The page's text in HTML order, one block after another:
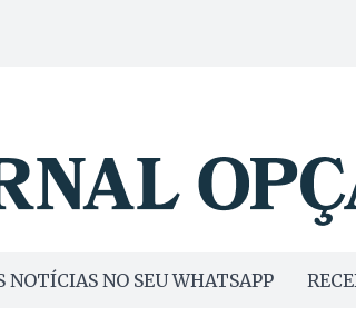
NOTÍCIAS NO SEU WHATSAPP